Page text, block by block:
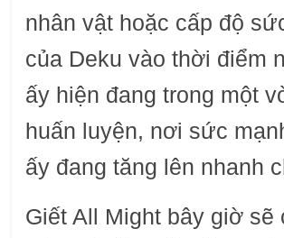
nhân vật hoặc cấp độ
của Deku vào thời điểm
ấy hiện đang trong một
huấn luyện, nơi sức
ấy đang tăng lên nhanh
Giết All Might bây giờ sẽ